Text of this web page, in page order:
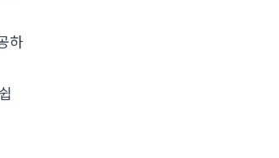
하